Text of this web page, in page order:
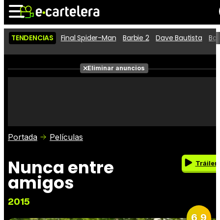
Noticias Cartelera
Películas
Críticas
TENDENCIAS Final Spider-Man Barbie 2 Dave Bautista
Eliminar anuncios
Portada Películas
Nunca entre
amigos
2015
Tráiler
6,9